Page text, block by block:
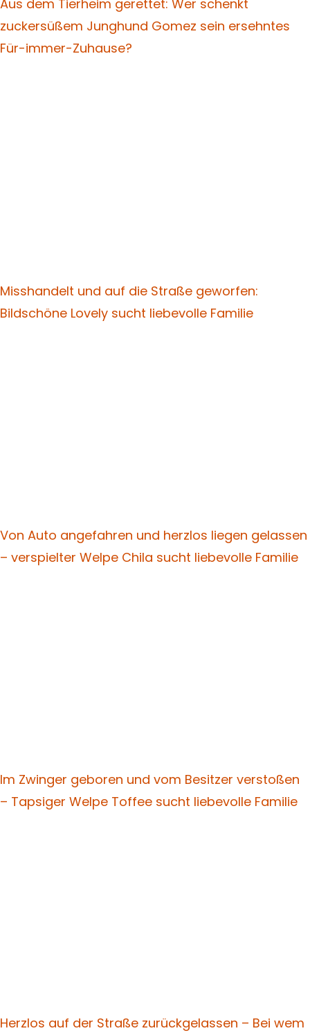
Aus dem Tierheim gerettet: Wer schenkt
zuckersüßem Junghund Gomez sein ersehntes
Für-immer-Zuhause?
Misshandelt und auf die Straße geworfen:
Bildschöne Lovely sucht liebevolle Familie
Von Auto angefahren und herzlos liegen gelassen
– verspielter Welpe Chila sucht liebevolle Familie
Im Zwinger geboren und vom Besitzer verstoßen
– Tapsiger Welpe Toffee sucht liebevolle Familie
Herzlos auf der Straße zurückgelassen – Bei wem